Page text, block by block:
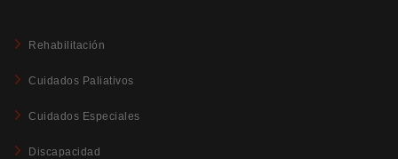
Rehabilitación
Cuidados Paliativos
Cuidados Especiales
Discapacidad